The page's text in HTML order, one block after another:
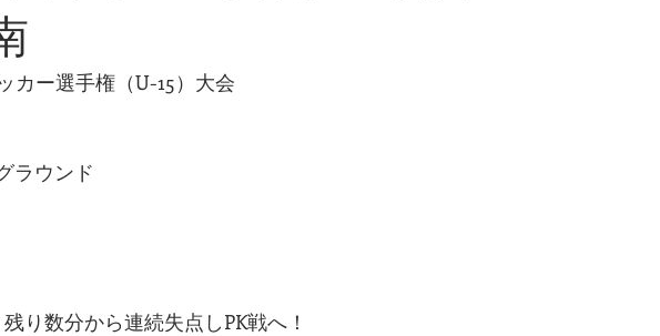
カー選手権（U-15）大会
ラウンド
り数分から連続失点しPK戦へ！